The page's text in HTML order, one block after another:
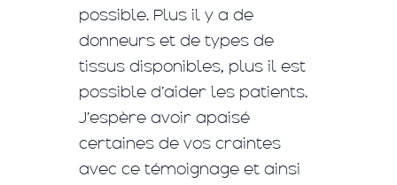
possible. Plus il y a de
donneurs et de types de
tissus disponibles, plus il est
possible d’aider les patients.
J’espère avoir apaisé
certaines de vos craintes
avec ce témoignage et ainsi